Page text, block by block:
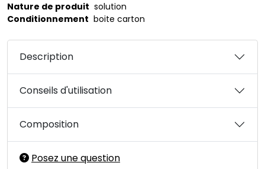
Nature de produit solution
Conditionnement boite carton
Description
Conseils d'utilisation
Composition
Posez une question